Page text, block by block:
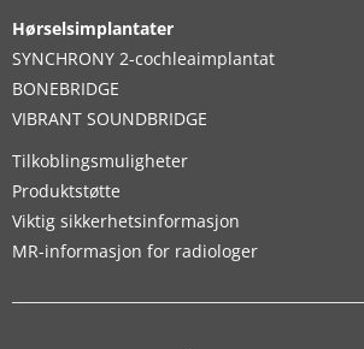
Hørselsimplantater
SYNCHRONY 2-cochleaimplantat
BONEBRIDGE
VIBRANT SOUNDBRIDGE
Tilkoblingsmuligheter
Produktstøtte
Viktig sikkerhetsinformasjon
MR-informasjon for radiologer